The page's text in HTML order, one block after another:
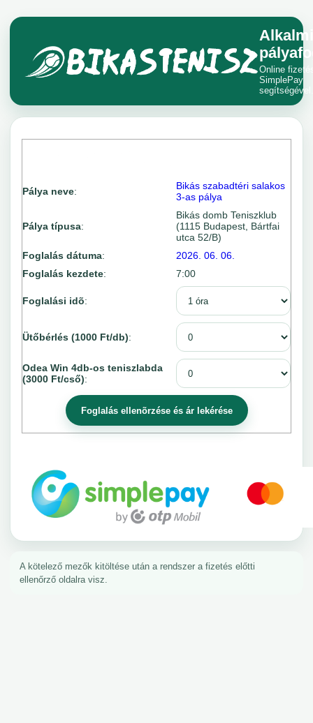
Alkalmi
Online
SimplePay
segítségével.
Pálya neve:
Bikás szabadtéri salakos
3-as pálya
Pálya típusa:
Bikás domb Teniszklub
(1115 Budapest, Bártfai
utca 52/B)
Foglalás dátuma:
2026. 06. 06.
Foglalás kezdete: 7:00
Foglalási idõ:
Ütőbérlés (1000 Ft/db):
Odea Win 4db-os teniszlabda
(3000 Ft/cső):
A kötelező mezők kitöltése után a rendszer a fizetés előtti
ellenőrző oldalra visz.